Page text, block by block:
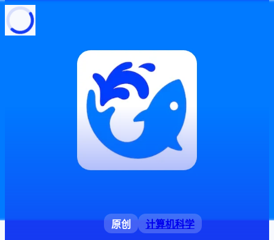
页面加载中
原创 计算机科学